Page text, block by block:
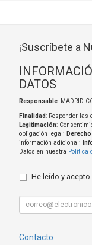
¡Suscríbete a
DATOS
Responsable: MADRID
Finalidad: Responder las
Legitimación:
obligación legal;
información adicional;
Datos en nuestra Política
He leído y acepto
Contacto